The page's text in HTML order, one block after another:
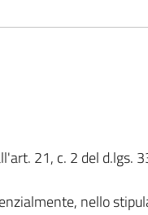
21, c. 2 del d.lgs.
nello